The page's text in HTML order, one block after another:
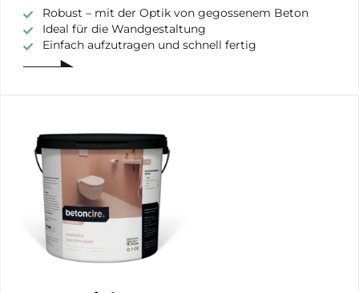
Robust – mit der Optik von gegossenem Beton
Ideal für die Wandgestaltung
Einfach aufzutragen und schnell fertig